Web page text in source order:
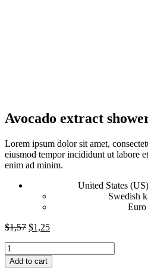
Avocado extract
Lorem ipsum dolor sit amet,
eiusmod tempor incididunt ut labore
enim ad minim.
United States
Swedish
$1,57 Original
$1,57.
$1,25Current
$1,25.
Avocado
extract
shower
Add to cart